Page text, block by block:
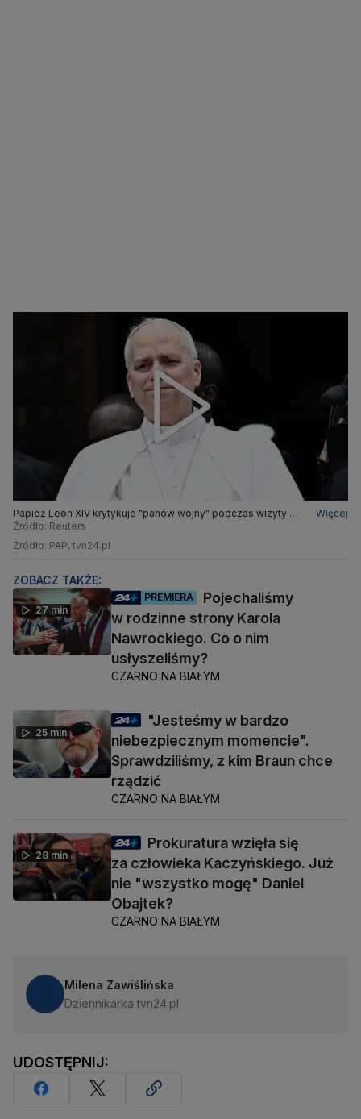
Papież Leon XIV krytykuje "panów wojny" podczas wizyty w
Kamerunie
Więcej
Źródło: Reuters
Źródło: PAP, tvn24.pl
ZOBACZ TAKŻE:
27 min
PREMIERA
Pojechaliśmy
w rodzinne strony Karola
Nawrockiego. Co o nim
usłyszeliśmy?
CZARNO NA BIAŁYM
25 min
"Jesteśmy w bardzo
niebezpiecznym momencie".
Sprawdziliśmy, z kim Braun chce
rządzić
CZARNO NA BIAŁYM
28 min
Prokuratura wzięła się
za człowieka Kaczyńskiego. Już
nie "wszystko mogę" Daniel
Obajtek?
CZARNO NA BIAŁYM
Milena Zawiślińska
Dziennikarka tvn24.pl
UDOSTĘPNIJ: